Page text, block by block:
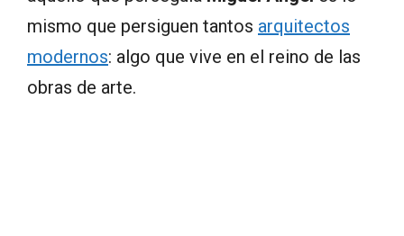
mismo que persiguen tantos arquitectos
modernos: algo que vive en el reino de las
obras de arte.